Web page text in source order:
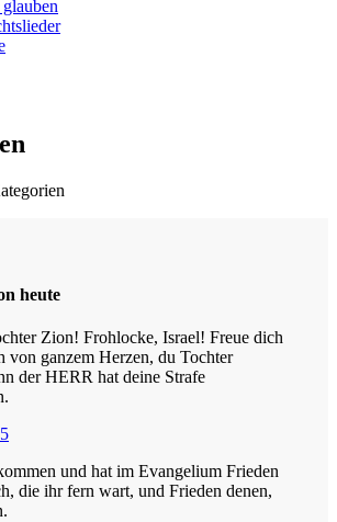
heute
Zion! Frohlocke, Israel! Freue dich
von ganzem Herzen, du Tochter
der HERR hat deine Strafe
und hat im Evangelium Frieden
die ihr fern wart, und Frieden denen,